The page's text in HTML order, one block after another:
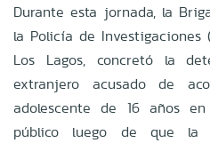
Durante esta jornada, la
la Policía de Investigaciones
Los Lagos, concretó la
extranjero acusado de
adolescente de 16 años
público luego de que la